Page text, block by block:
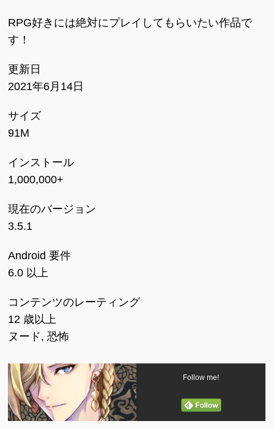
RPG好きには絶対にプレイしてもらいたい作品で
す！
更新日
2021年6月14日
サイズ
91M
インストール
1,000,000+
現在のバージョン
3.5.1
Android 要件
6.0 以上
コンテンツのレーティング
12 歳以上
ヌード, 恐怖
Follow me!